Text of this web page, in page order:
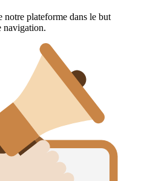
notre plateforme dans le but
navigation.